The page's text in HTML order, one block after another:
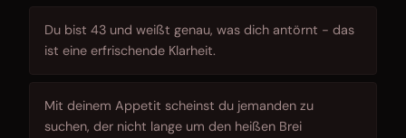
Du bist 43 und weißt genau, was dich antörnt - das
ist eine erfrischende Klarheit.
Mit deinem Appetit scheinst du jemanden zu
suchen, der nicht lange um den heißen Brei